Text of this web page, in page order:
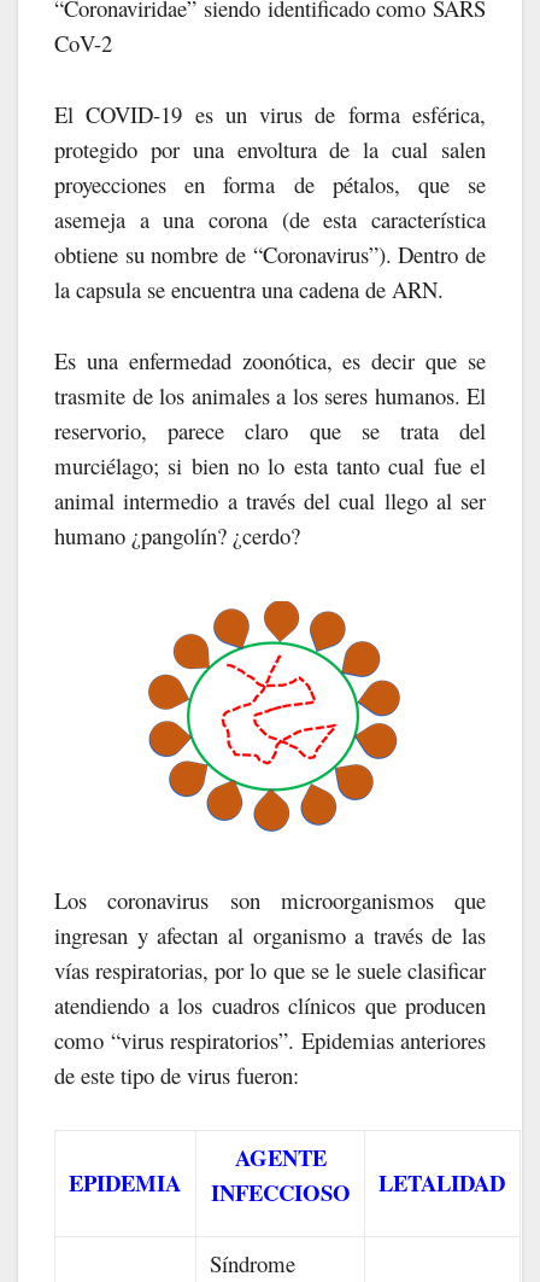
“Coronaviridae” siendo identificado como SARS
CoV-2
El COVID-19 es un virus de forma esférica,
protegido por una envoltura de la cual salen
proyecciones en forma de pétalos, que se
asemeja a una corona (de esta característica
obtiene su nombre de “Coronavirus”). Dentro de
la capsula se encuentra una cadena de ARN.
Es una enfermedad zoonótica, es decir que se
trasmite de los animales a los seres humanos. El
reservorio, parece claro que se trata del
murciélago; si bien no lo esta tanto cual fue el
animal intermedio a través del cual llego al ser
humano ¿pangolín? ¿cerdo?
Los coronavirus son microorganismos que
ingresan y afectan al organismo a través de las
vías respiratorias, por lo que se le suele clasificar
atendiendo a los cuadros clínicos que producen
como “virus respiratorios”. Epidemias anteriores
de este tipo de virus fueron:
EPIDEMIA
AGENTE
INFECCIOSO
LETALIDAD
Síndrome